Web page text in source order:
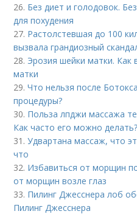
26. Без диет и голодовок.
для похудения
27. Растолстевшая до 100
вызвала грандиозный
28. Эрозия шейки матки. Как
матки
29.Что нельзя после
процедуры?
30. Польза лпджи массажа
Как часто его можно делать?
31.Удвартана массаж, что
что
32. Избавиться от морщин
от морщин возле глаз
33. Пилинг Джесснера лоб
Пилинг Джесснера